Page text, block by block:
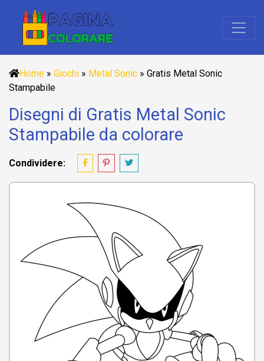
Home » Giochi » Metal Sonic » Gratis Metal Sonic
Stampabile
Disegni di Gratis Metal Sonic
Stampabile da colorare
Condividere: